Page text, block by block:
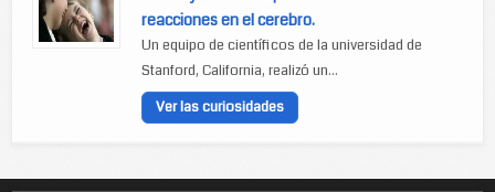
reacciones en el cerebro.
Un equipo de científicos de la universidad de
Stanford, California, realizó un...
Ver las curiosidades